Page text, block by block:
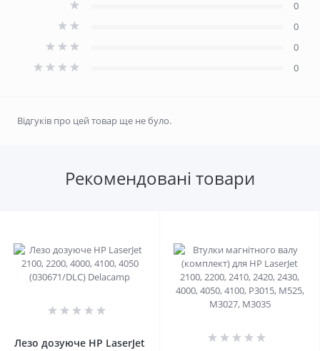
0
0
0
0
Відгуків про цей товар ще не було.
Рекомендовані товари
Лезо дозуюче HP LaserJet